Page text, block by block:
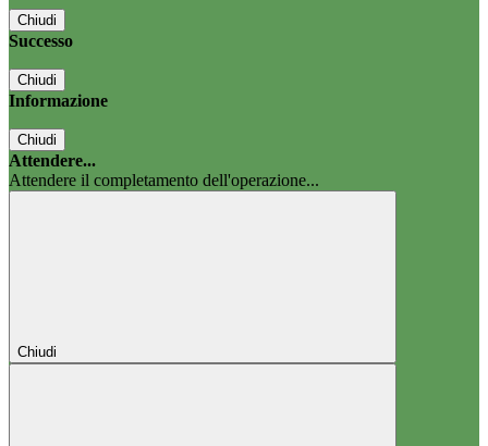
Chiudi
Successo
Chiudi
Informazione
Chiudi
Attendere...
Attendere il completamento dell'operazione...
Chiudi